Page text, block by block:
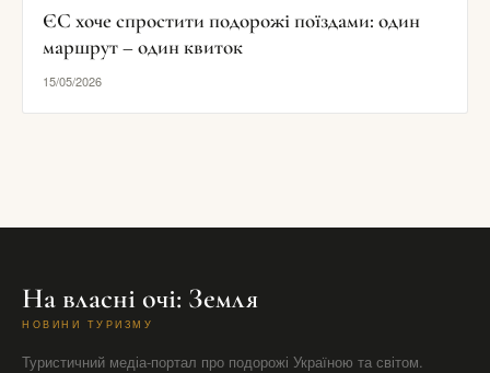
ЄС хоче спростити подорожі поїздами: один
маршрут – один квиток
15/05/2026
На власні очі: Земля
НОВИНИ ТУРИЗМУ
Туристичний медіа-портал про подорожі Україною та світом.